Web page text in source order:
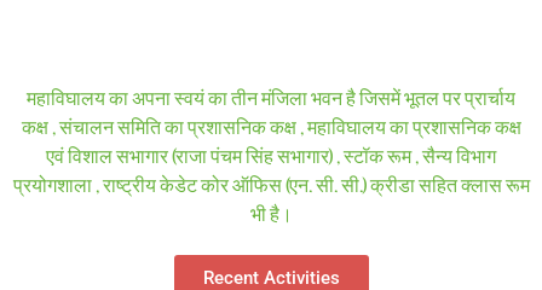
महाविघालय का अपना स्वयं का तीन मंजिला भवन है जिसमें भूतल पर प्रार्चाय
कक्ष , संचालन समिति का प्रशासनिक कक्ष , महाविघालय का प्रशासनिक कक्ष
एवं विशाल सभागार (राजा पंचम सिंह सभागार) , स्टॉक रूम , सैन्य विभाग
प्रयोगशाला , राष्ट्रीय केडेट कोर ऑफिस (एन. सी. सी.) क्रीडा सहित क्लास रूम
भी है।
Recent Activities